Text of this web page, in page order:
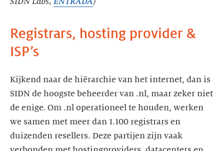
Registrars, hosting provider &
ISP’s
Kijkend naar de hiërarchie van het internet, dan is
SIDN de hoogste beheerder van .nl, maar zeker niet
de enige. Om .nl operationeel te houden, werken
we samen met meer dan 1.100 registrars en
duizenden resellers. Deze partijen zijn vaak